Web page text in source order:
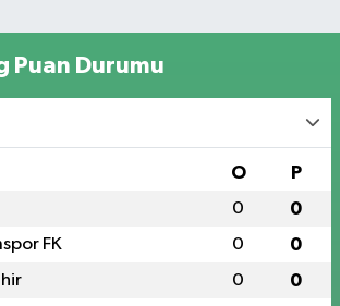
Puan Durumu
O P
0 0
FK 0 0
0 0